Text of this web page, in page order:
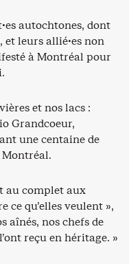
autochtones, dont
et leurs allié·es non
à Montréal pour
et nos lacs :
Grandcoeur,
une centaine de
au complet aux
ce qu’elles veulent »,
aînés, nos chefs de
reçu en héritage. »